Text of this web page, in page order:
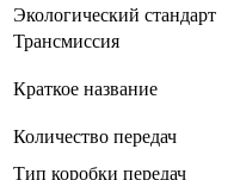
Экологический стандарт
Трансмиссия
Краткое название
Количество передач
Тип коробки передач